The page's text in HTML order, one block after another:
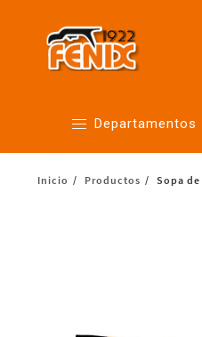
Departamentos
Alimentos
Inicio Productos Sopa